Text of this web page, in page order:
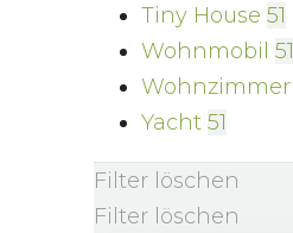
Tiny House 51
Wohnmobil 51
Wohnzimmer
Yacht 51
Filter löschen
Filter löschen